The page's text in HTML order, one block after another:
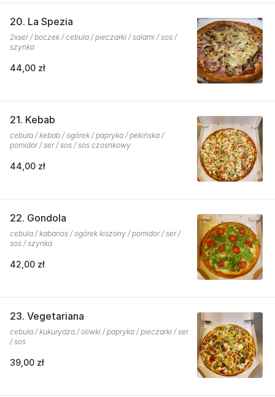
20. La Spezia
2xser / boczek / cebula / pieczarki / salami / sos /
szynka
44,00 zł
21. Kebab
cebula / kebab / ogórek / papryka / pekińska /
pomidor / ser / sos / sos czosnkowy
44,00 zł
22. Gondola
cebula / kabanos / ogórek kiszony / pomidor / ser /
sos / szynka
42,00 zł
23. Vegetariana
cebula / kukurydza / oliwki / papryka / pieczarki / ser
/ sos
39,00 zł